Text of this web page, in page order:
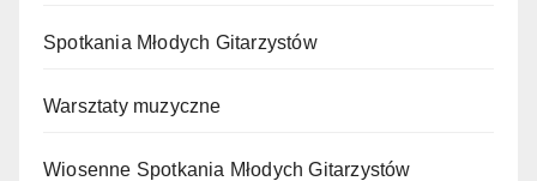
Spotkania Młodych Gitarzystów
Warsztaty muzyczne
Wiosenne Spotkania Młodych Gitarzystów